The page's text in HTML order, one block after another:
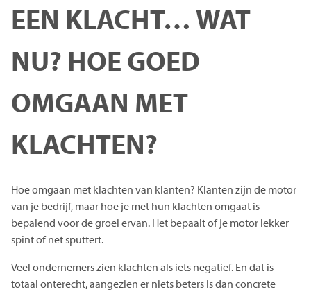
EEN KLACHT… WAT
NU? HOE GOED
OMGAAN MET
KLACHTEN?
Hoe omgaan met klachten van klanten? Klanten zijn de motor
van je bedrijf, maar hoe je met hun klachten omgaat is
bepalend voor de groei ervan. Het bepaalt of je motor lekker
spint of net sputtert.
Veel ondernemers zien klachten als iets negatief. En dat is
totaal onterecht, aangezien er niets beters is dan concrete